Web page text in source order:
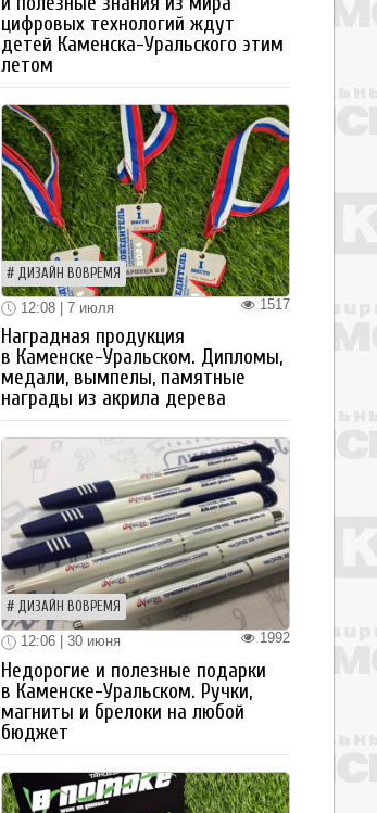
цифровых технологий ждут
детей Каменска-Уральского этим
летом
ДИЗАЙН ВОВРЕМЯ
1517
12:08 | 7 июля
Наградная продукция
в Каменске-Уральском. Дипломы,
медали, вымпелы, памятные
награды из акрила дерева
ДИЗАЙН ВОВРЕМЯ
1992
12:06 | 30 июня
Недорогие и полезные подарки
в Каменске-Уральском. Ручки,
магниты и брелоки на любой
бюджет